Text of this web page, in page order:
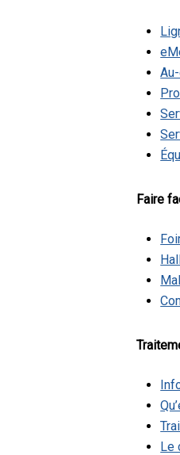
Faire
Le